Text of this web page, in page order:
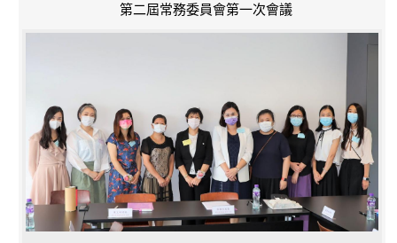
第二屆常務委員會第一次會議